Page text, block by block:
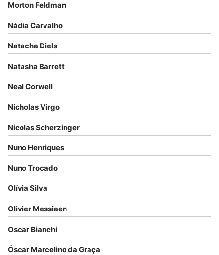
Morton Feldman
Nádia Carvalho
Natacha Diels
Natasha Barrett
Neal Corwell
Nicholas Virgo
Nicolas Scherzinger
Nuno Henriques
Nuno Trocado
Olívia Silva
Olivier Messiaen
Oscar Bianchi
Óscar Marcelino da Graça